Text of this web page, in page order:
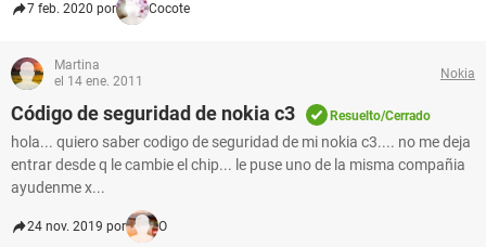
7 feb. 2020 por Cocote
Martina
el 14 ene. 2011
Nokia
Código de seguridad de nokia c3 Resuelto/Cerrado
hola... quiero saber codigo de seguridad de mi nokia c3.... no me deja
entrar desde q le cambie el chip... le puse uno de la misma compañia
ayudenme x...
24 nov. 2019 por O